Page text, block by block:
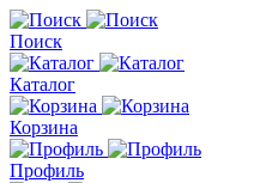
Поиск
Каталог
Корзина
Профиль